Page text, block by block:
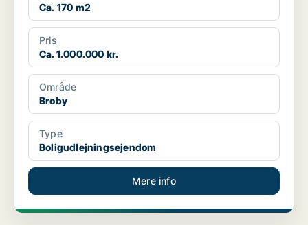
Ca. 170 m2
Pris
Ca. 1.000.000 kr.
Område
Broby
Type
Boligudlejningsejendom
Mere info